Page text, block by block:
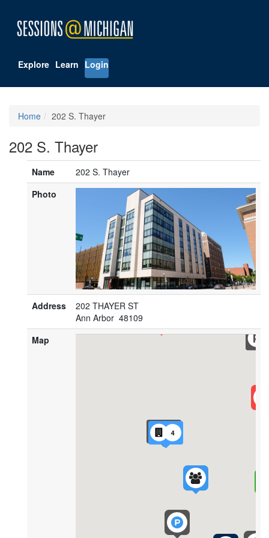
Explore Learn Login
Home 202 S. Thayer
202 S. Thayer
Name
202 S. Thayer
Photo
Address
202 THAYER ST
Ann Arbor 48109
Map